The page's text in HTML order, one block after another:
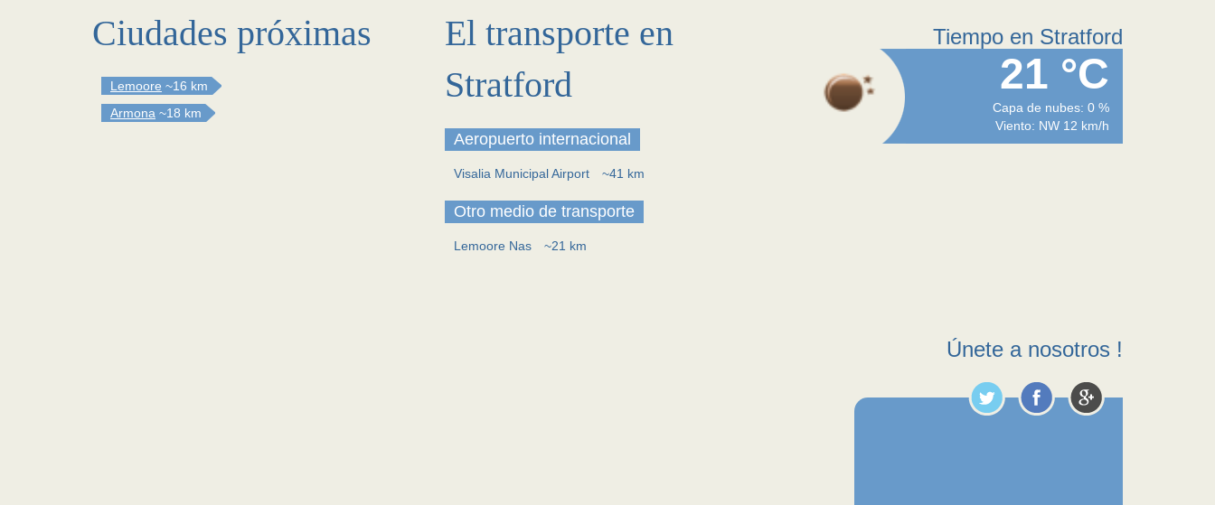
Ciudades próximas
Lemoore ~16 km
Armona ~18 km
El transporte en
Stratford
Aeropuerto internacional
Visalia Municipal Airport ~41 km
Otro medio de transporte
Lemoore Nas ~21 km
Tiempo en Stratford
21 °C
Capa de nubes: 0 %
Viento: NW 12 km/h
Únete a nosotros !